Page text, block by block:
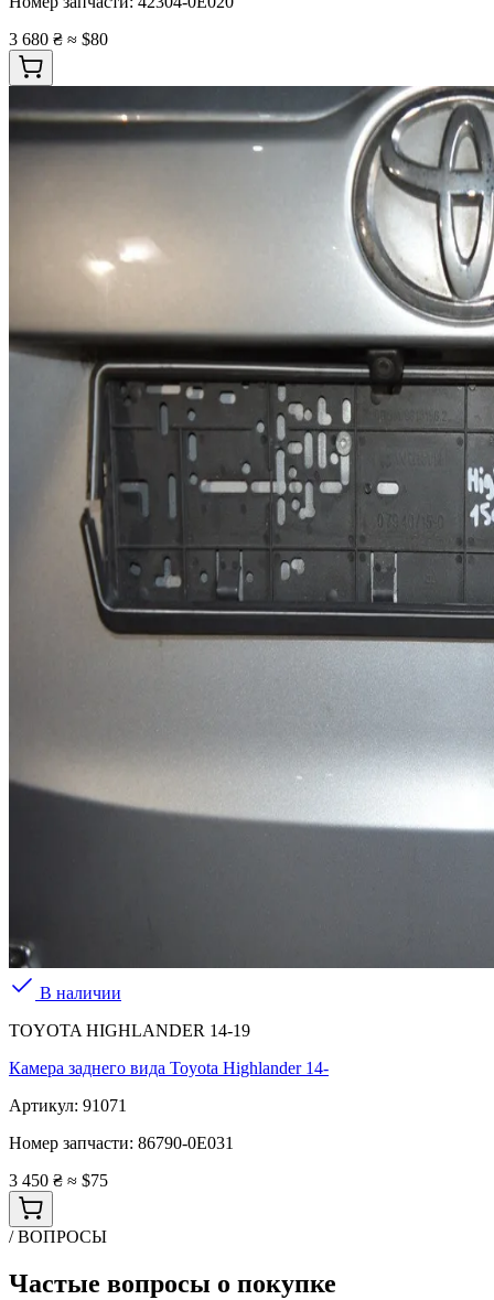
3 680 ₴ ≈ $80
В наличии
TOYOTA HIGHLANDER 14-19
Камера заднего вида Toyota Highlander 14-
Артикул: 91071
Номер запчасти: 86790-0E031
3 450 ₴ ≈ $75
/ ВОПРОСЫ
Частые вопросы о покупке